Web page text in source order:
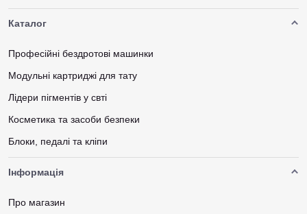
Каталог
Професійні бездротові машинки
Модульні картриджі для тату
Лідери пігментів у свті
Косметика та засоби безпеки
Блоки, педалі та кліпи
Інформація
Про магазин